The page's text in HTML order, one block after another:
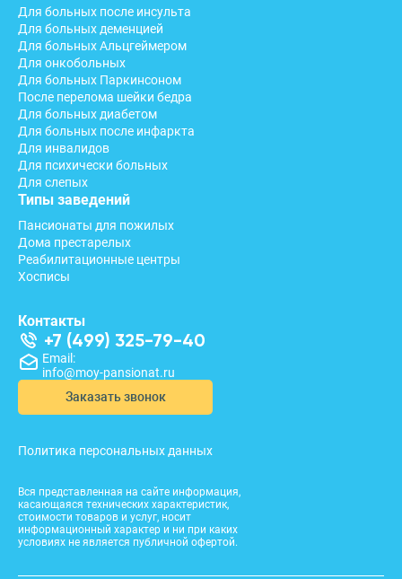
Вся представленная на сайте информация,
касающаяся технических характеристик,
стоимости товаров и услуг, носит
информационный характер и ни при каких
условиях не является публичной офертой.
Для больных после инсульта
Для больных деменцией
Для больных Альцгеймером
Для онкобольных
Для больных Паркинсоном
После перелома шейки бедра
Для больных диабетом
Для больных после инфаркта
Для инвалидов
Для психически больных
Для слепых
Типы заведений
Пансионаты для пожилых
Дома престарелых
Реабилитационные центры
Хосписы
Контакты
+7 (499) 325-79-40
Email:
info@moy-pansionat.ru
Заказать звонок
Политика персональных данных